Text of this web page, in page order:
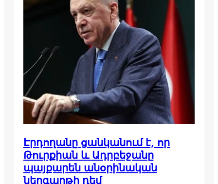
Էրդողանը ցանկանում է, որ
Թուրքիան և Ադրբեջանը
պայքարեն անօրինական
ներգաղթի դեմ